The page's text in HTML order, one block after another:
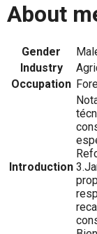
About
Gender
Industry
Occupation
Introduction